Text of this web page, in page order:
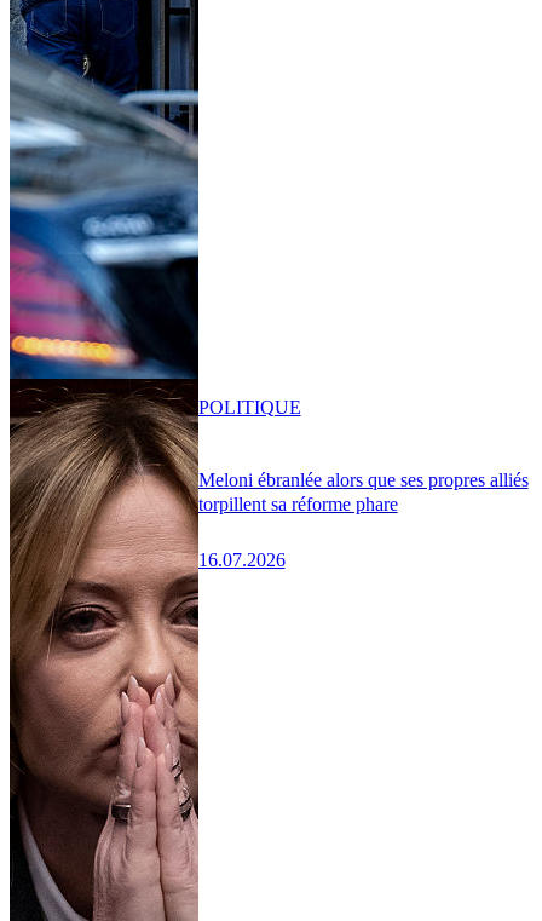
Meloni ébranlée alors que ses propres alliés
torpillent sa réforme phare
16.07.2026
POLITIQUE